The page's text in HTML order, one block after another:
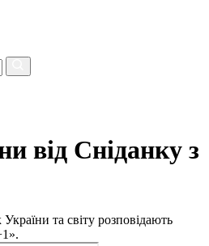
від Сніданку з
та світу розповідають